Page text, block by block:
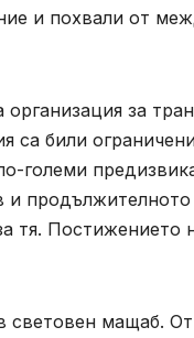
и похвали от
за
са били
големи
и
тя. Постижението
световен мащаб. От